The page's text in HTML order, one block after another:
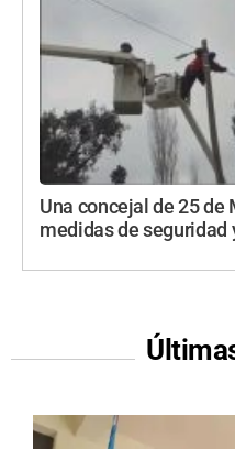
Una concejal de 25
medidas de